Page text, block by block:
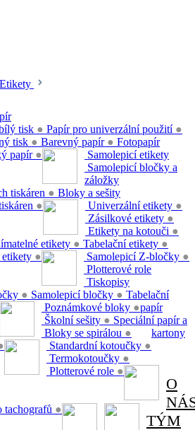
tisk ● Papír pro univerzální použití ●
tisk ● Barevný papír ●
papír ●
Fotopapír
tiskáren ●
●
Samolepicí etikety
Univerzální etikety ●
Zásilkové etikety ●
Etikety na kotouči ●
etikety ● Tabelační etikety ●
etikety ●
Samolepicí bločky a
záložky
Samolepicí Z-bločky ●
● Samolepicí bločky ●
Bloky a sešity
Poznámkové bloky ●
Školní sešity ●
Bloky se spirálou ●
Plotterové role
Standardní kotoučky ●
Termokotoučky ●
Plotterové role ●
Tiskopisy
tachografů ●
Tabelační
papír
Speciální papír a
kartony
O
TÝM